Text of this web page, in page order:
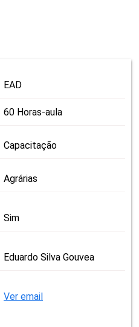
EAD
60 Horas-aula
Capacitação
Agrárias
Sim
Eduardo Silva Gouvea
Ver email